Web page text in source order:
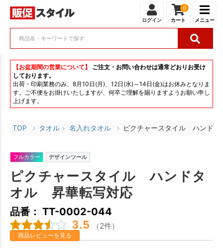
ログイン
0
カート メニュー
【お盆期間の営業について】
ご注文・お問い合わせは通常どおりお受け
しております。
出荷・印刷業務のみ、8月10日(月)、12日(水)～14日(金)はお休みとなりま
す。ご不便をお掛けいたしますが、何卒ご理解を賜りますようお願い申し
上げます。
TOP タオル 名入れタオル ピクチャースタイル ハンド
フルカラー デザインツール
ピクチャースタイル ハンドタ
オル 昇華転写対応
品番： TT-0002-044
3.5 （2件）
商品レビューを見る